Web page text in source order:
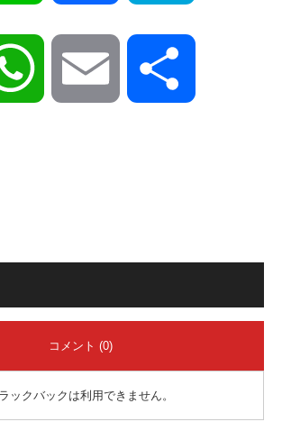
WhatsApp Email
コメント (0)
ックバックは利用できません。